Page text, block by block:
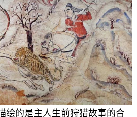
的是主人生前狩猎故事的合